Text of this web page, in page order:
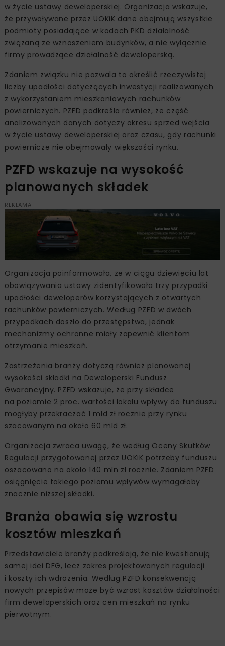
w życie ustawy deweloperskiej. Organizacja wskazuje,
że przywoływane przez UOKiK dane obejmują wszystkie
podmioty posiadające w kodach PKD działalność
związaną ze wznoszeniem budynków, a nie wyłącznie
firmy prowadzące działalność deweloperską.
Zdaniem związku nie pozwala to określić rzeczywistej
liczby upadłości dotyczących inwestycji realizowanych
z wykorzystaniem mieszkaniowych rachunków
powierniczych. PZFD podkreśla również, że część
analizowanych danych dotyczy okresu sprzed wejścia
w życie ustawy deweloperskiej oraz czasu, gdy rachunki
powiernicze nie obejmowały większości rynku.
PZFD wskazuje na wysokość
planowanych składek
REKLAMA
Organizacja poinformowała, że w ciągu dziewięciu lat
obowiązywania ustawy zidentyfikowała trzy przypadki
upadłości deweloperów korzystających z otwartych
rachunków powierniczych. Według PZFD w dwóch
przypadkach doszło do przestępstwa, jednak
mechanizmy ochronne miały zapewnić klientom
otrzymanie mieszkań.
Zastrzeżenia branży dotyczą również planowanej
wysokości składki na Deweloperski Fundusz
Gwarancyjny. PZFD wskazuje, że przy składce
na poziomie 2 proc. wartości lokalu wpływy do funduszu
mogłyby przekraczać 1 mld zł rocznie przy rynku
szacowanym na około 60 mld zł.
Organizacja zwraca uwagę, że według Oceny Skutków
Regulacji przygotowanej przez UOKiK potrzeby funduszu
oszacowano na około 140 mln zł rocznie. Zdaniem PZFD
osiągnięcie takiego poziomu wpływów wymagałoby
znacznie niższej składki.
Branża obawia się wzrostu
kosztów mieszkań
Przedstawiciele branży podkreślają, że nie kwestionują
samej idei DFG, lecz zakres projektowanych regulacji
i koszty ich wdrożenia. Według PZFD konsekwencją
nowych przepisów może być wzrost kosztów działalności
firm deweloperskich oraz cen mieszkań na rynku
pierwotnym.